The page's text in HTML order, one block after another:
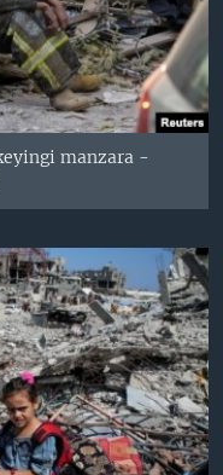
manzara -